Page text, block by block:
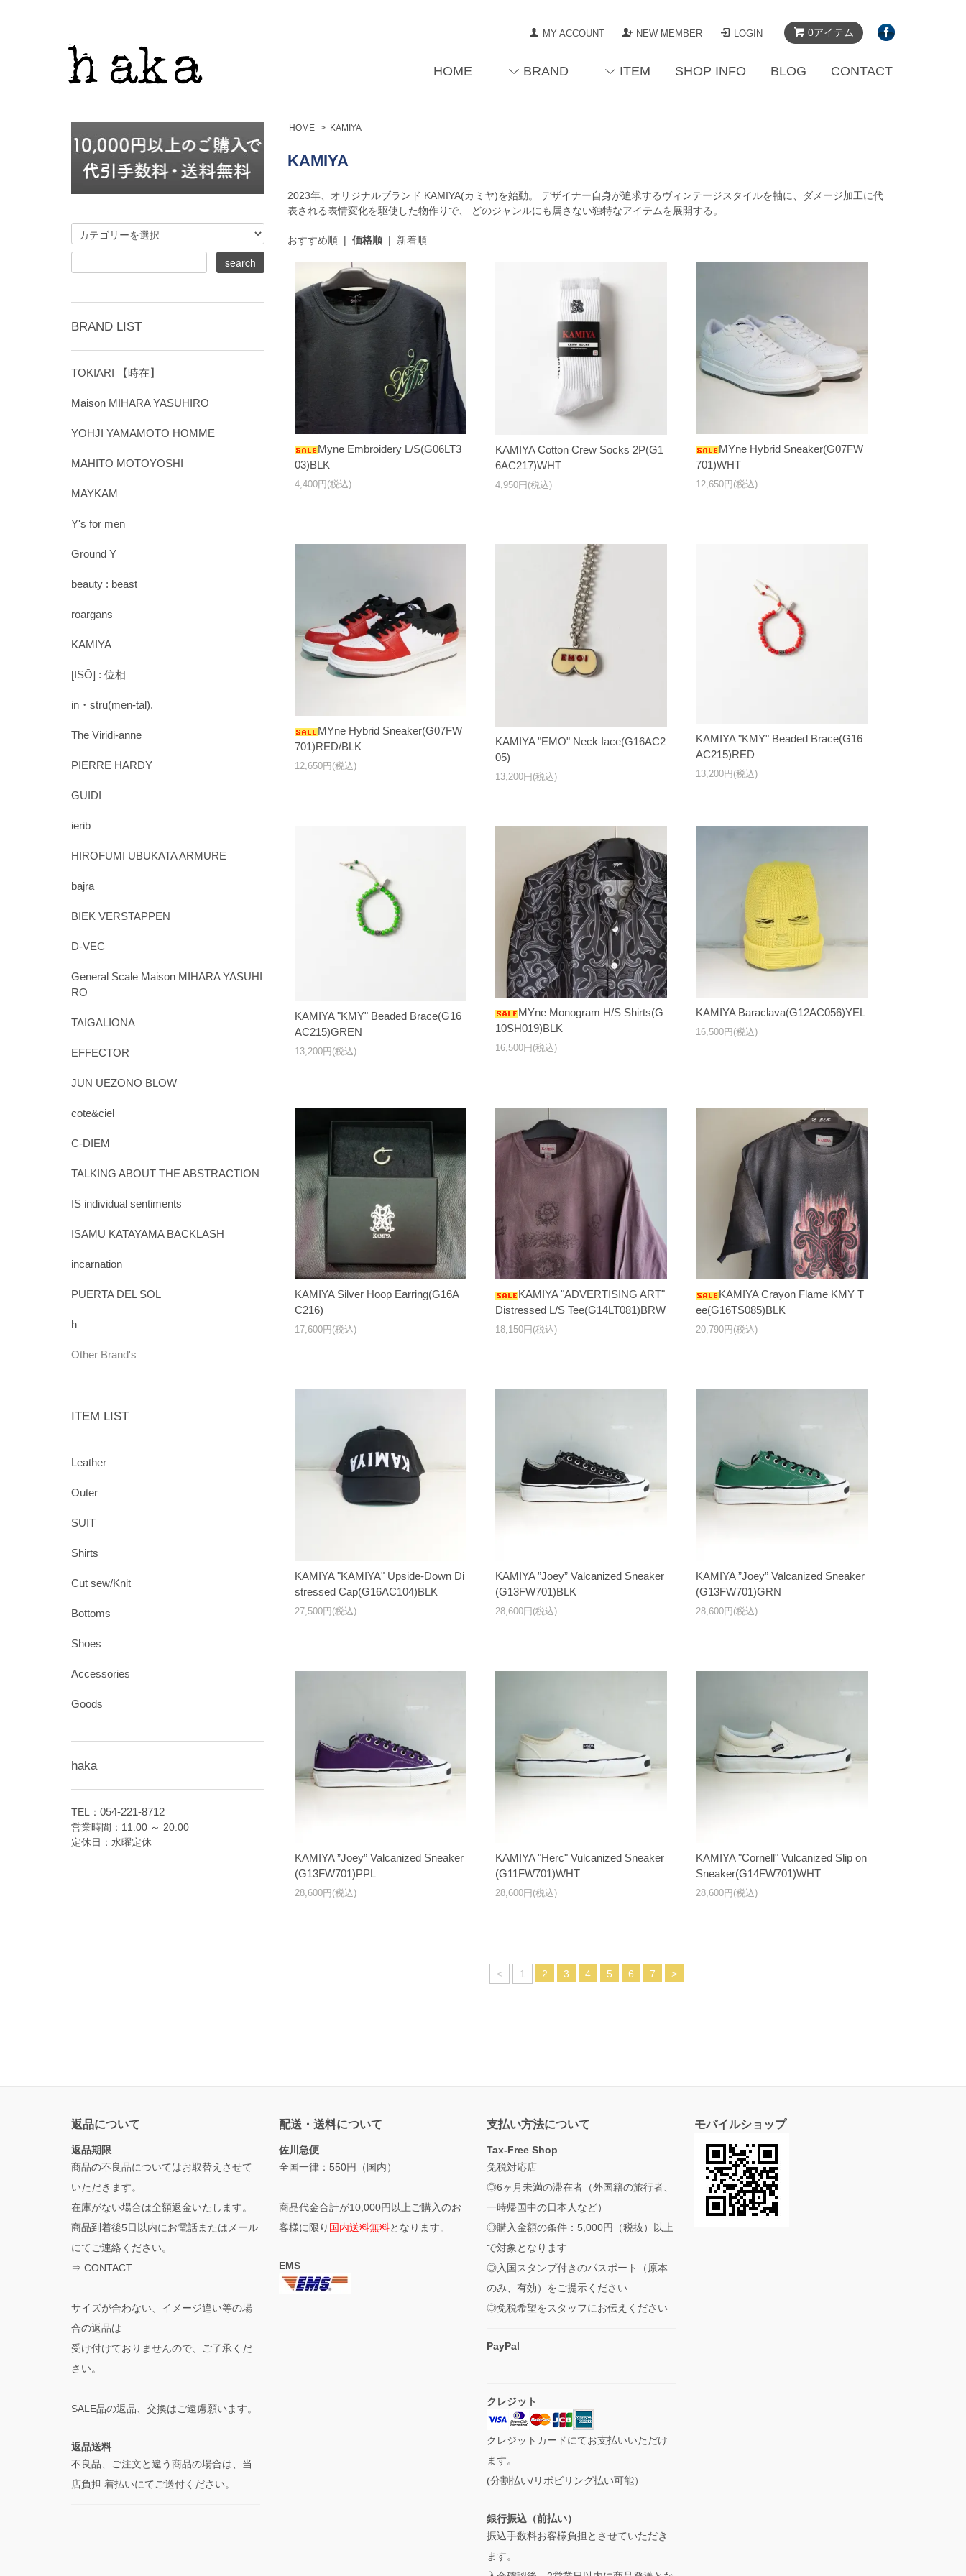
0アイテム
MY ACCOUNT NEW MEMBER LOGIN
HOME BRAND ITEM SHOP INFO BLOG CONTACT
HOME > KAMIYA
KAMIYA
2023年、オリジナルブランド KAMIYA(カミヤ)を始動。 デザイナー自身が追求するヴィンテージスタイルを軸に、ダメージ加工に代
表される表情変化を駆使した物作りで、 どのジャンルにも属さない独特なアイテムを展開する。
おすすめ順| 価格順| 新着順
Myne Embroidery L/S(G06LT3
03)BLK
4,400円(税込)
KAMIYA Cotton Crew Socks 2P(G1
6AC217)WHT
4,950円(税込)
MYne Hybrid Sneaker(G07FW
701)WHT
12,650円(税込)
MYne Hybrid Sneaker(G07FW
701)RED/BLK
12,650円(税込)
KAMIYA "EMO" Neck Iace(G16AC2
05)
13,200円(税込)
KAMIYA "KMY" Beaded Brace(G16
AC215)RED
13,200円(税込)
KAMIYA "KMY" Beaded Brace(G16
AC215)GREN
13,200円(税込)
MYne Monogram H/S Shirts(G
10SH019)BLK
16,500円(税込)
KAMIYA Baraclava(G12AC056)YEL
16,500円(税込)
KAMIYA Silver Hoop Earring(G16A
C216)
17,600円(税込)
KAMIYA "ADVERTISING ART"
Distressed L/S Tee(G14LT081)BRW
18,150円(税込)
KAMIYA Crayon Flame KMY T
ee(G16TS085)BLK
20,790円(税込)
KAMIYA "KAMIYA" Upside-Down Di
stressed Cap(G16AC104)BLK
27,500円(税込)
KAMIYA ”Joey” Valcanized Sneaker
(G13FW701)BLK
28,600円(税込)
KAMIYA ”Joey” Valcanized Sneaker
(G13FW701)GRN
28,600円(税込)
KAMIYA ”Joey” Valcanized Sneaker
(G13FW701)PPL
28,600円(税込)
KAMIYA "Herc" Vulcanized Sneaker
(G11FW701)WHT
28,600円(税込)
KAMIYA "Cornell" Vulcanized Slip on
Sneaker(G14FW701)WHT
28,600円(税込)
< 1 2 3 4 5 6 7 >
BRAND LIST
TOKIARI 【時在】
Maison MIHARA YASUHIRO
YOHJI YAMAMOTO HOMME
MAHITO MOTOYOSHI
MAYKAM
Y's for men
Ground Y
beauty : beast
roargans
KAMIYA
[ISŌ] : 位相
in・stru(men-tal).
The Viridi-anne
PIERRE HARDY
GUIDI
ierib
HIROFUMI UBUKATA ARMURE
bajra
BIEK VERSTAPPEN
D-VEC
General Scale Maison MIHARA YASUHI
RO
TAIGALIONA
EFFECTOR
JUN UEZONO BLOW
cote&ciel
C-DIEM
TALKING ABOUT THE ABSTRACTION
IS individual sentiments
ISAMU KATAYAMA BACKLASH
incarnation
PUERTA DEL SOL
h
Other Brand's
ITEM LIST
Leather
Outer
SUIT
Shirts
Cut sew/Knit
Bottoms
Shoes
Accessories
Goods
haka
TEL： 054-221-8712
営業時間：11:00 ～ 20:00
定休日：水曜定休
返品について
返品期限
商品の不良品についてはお取替えさせて
いただきます。
在庫がない場合は全額返金いたします。
商品到着後5日以内にお電話またはメール
にてご連絡ください。
⇒ CONTACT
サイズが合わない、イメージ違い等の場
合の返品は
受け付けておりませんので、ご了承くだ
さい。
SALE品の返品、交換はご遠慮願います。
返品送料
不良品、ご注文と違う商品の場合は、当
店負担 着払いにてご送付ください。
配送・送料について
佐川急便
全国一律：550円（国内）
商品代金合計が10,000円以上ご購入のお
客様に限り 国内送料無料となります。
EMS
支払い方法について
Tax-Free Shop
免税対応店
◎6ヶ月未満の滞在者（外国籍の旅行者、
一時帰国中の日本人など）
◎購入金額の条件：5,000円（税抜）以上
で対象となります
◎入国スタンプ付きのパスポート（原本
のみ、有効）をご提示ください
◎免税希望をスタッフにお伝えください
PayPal
クレジット
クレジットカードにてお支払いいただけ
ます。
(分割払い/リボビリング払い可能）
銀行振込（前払い）
振込手数料お客様負担とさせていただき
ます。
モバイルショップ